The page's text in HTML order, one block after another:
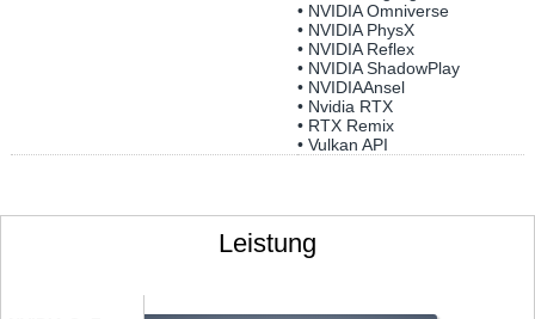
• NVIDIA Omniverse
• NVIDIA PhysX
• NVIDIA Reflex
• NVIDIA ShadowPlay
• NVIDIAAnsel
• Nvidia RTX
• RTX Remix
• Vulkan API
Leistung